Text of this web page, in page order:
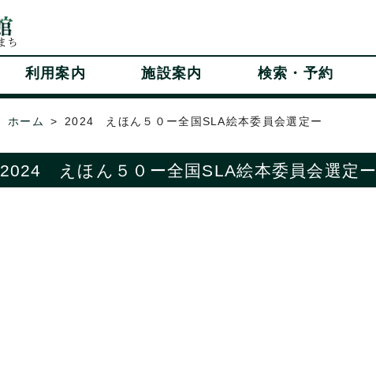
利用案内 施設案内 検索・予約
ホーム 2024 えほん５０ー全国SLA絵本委員会選定ー
2024 えほん５０ー全国SLA絵本委員会選定ー